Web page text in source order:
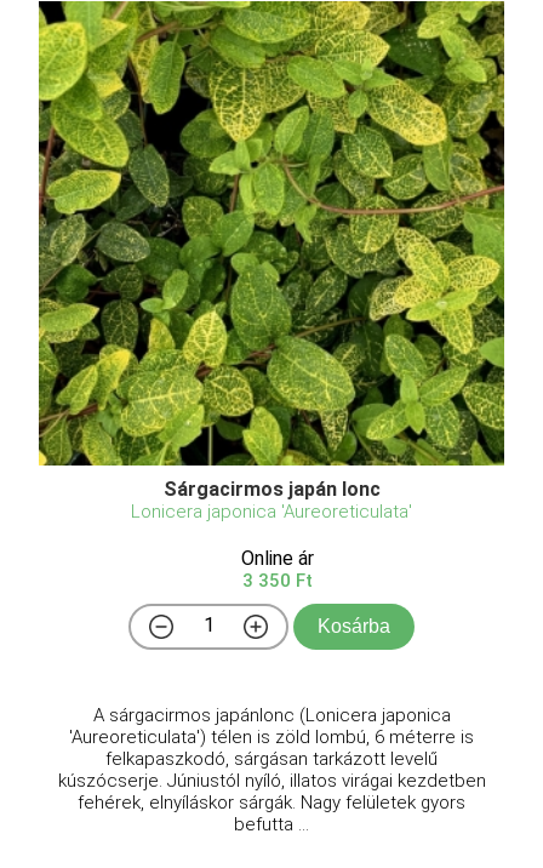
Sárgacirmos japán lonc
Lonicera japonica 'Aureoreticulata'
Online ár
3 350 Ft
Kosárba
A sárgacirmos japánlonc (Lonicera japonica
'Aureoreticulata') télen is zöld lombú, 6 méterre is
felkapaszkodó, sárgásan tarkázott levelű
kúszócserje. Júniustól nyíló, illatos virágai kezdetben
fehérek, elnyíláskor sárgák. Nagy felületek gyors
befutta ...